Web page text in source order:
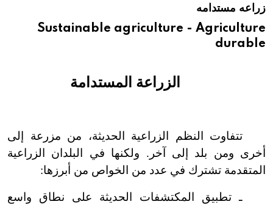
هيئة الموسوعة العربية تطلق موسوعات جديدة في عام 2026زراعه مستدامه
Sustainable agriculture - Agriculture
durable
الزراعة المستدامة
تتفاوت النظم الزراعية الحديثة، من مزرعة إلى
أخرى ومن بلد إلى آخر. ولكنها في البلدان الزراعية
المتقدمة تشترك في عدد من الخواص من أبرزها:
ـ تطبيق المكتشفات الحديثة على نطاق واسع